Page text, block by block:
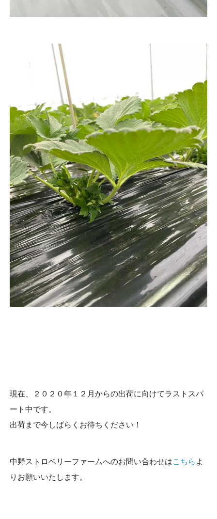
現在、２０２０年１２月からの出荷に向けてラストスパ
ート中です。
出荷まで今しばらくお待ちください！
中野ストロベリーファームへのお問い合わせはこちら よ
りお願いいたします。